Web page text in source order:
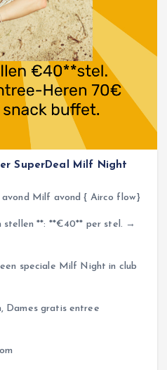
SuperDeal Milf Night
Milf avond { Airco flow}
stellen **: **€40** per stel. →
speciale Milf Night in club
Dames gratis entree